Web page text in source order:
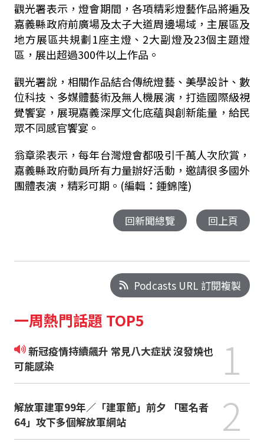
觀光署表示，燈會期間，各項精彩燈藝作品將遍及
嘉義縣政府前廣場及太子大道周邊場域，主展區及
地方展區共規劃1座主燈、2大副燈及23個主題燈
區，展出超過300件以上作品。
觀光署說，相關作品結合傳統燈藝、美學設計、數
位科技、多媒體藝術及無人機展演，打造國際級視
覺饗宴，展現嘉義深厚文化底蘊與創新能量，給民
眾不同感官饗宴。
翁章梁表示，每年台灣燈會都吸引千萬人次欣賞，
嘉義縣政府動員所有力量辦好活動，邀請很多國外
團體表演，精彩可期。(編輯：鍾錦隆)
回新聞總覽 回上頁
Podcasts URL 訂閱複製
一周熱門話題 TOP5
新冠疫情持續飆升 常見八大症狀 沒發燒也
可能感染
1
解放軍建軍99年／「建軍節」前夕 「匿名者
64」攻下多個解放軍網站
2